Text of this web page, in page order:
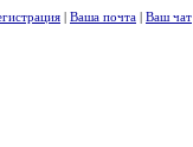
| Ваша почта | Ваш чат